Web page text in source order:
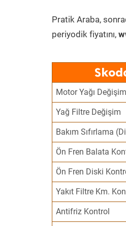
Pratik Araba,
periyodik fiyatını,
Motor Yağı Değişim
Yağ Filtre Değişim
Bakım Sıfırlama
Ön Fren Balata
Ön Fren Diski
Yakıt Filtre Km.
Antifriz Kontrol